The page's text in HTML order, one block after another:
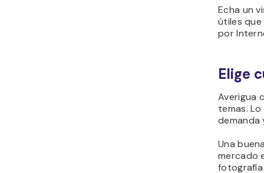
Echa un
útiles
por
Elige
Averigua
temas.
demanda
Una
mercado
fotografía